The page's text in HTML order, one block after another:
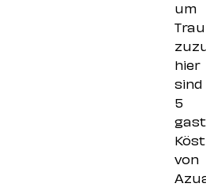
um
hier
sind
5
von